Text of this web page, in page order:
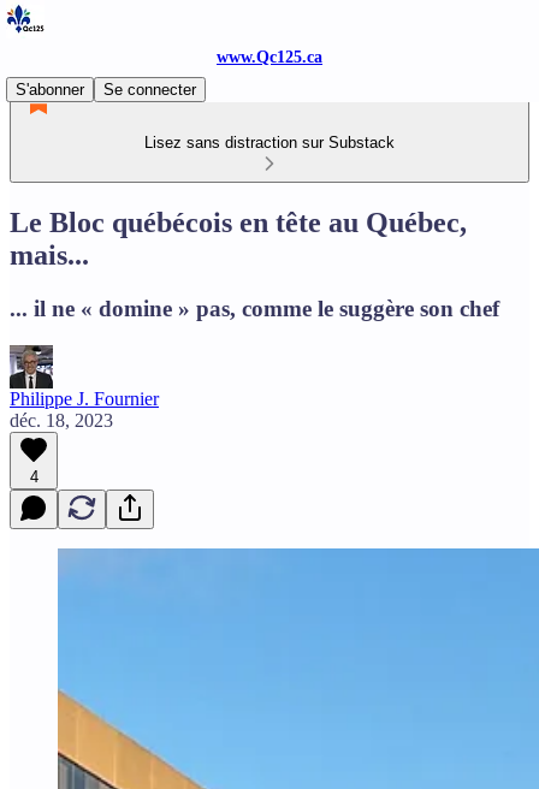
www.Qc125.ca
S'abonner
Se connecter
Lisez sans distraction sur Substack
Le Bloc québécois en tête au Québec,
mais...
... il ne « domine » pas, comme le suggère son chef
Philippe J. Fournier
déc. 18, 2023
4